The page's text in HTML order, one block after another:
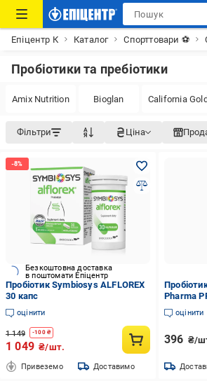
Епіцентр К Каталог Спорттовари ⚽
Пробіотики та пребіотики
Amix Nutrition Bioglan California
Фільтри Ціна
Безкоштовна доставка
в поштомати Епіцентр
Пробіотик Symbiosys ALFLOREX
30 капс
оцінити
1 149 -100₴
1 049 ₴/шт.
Привеземо Доставимо
Pharma
оцінити
396 ₴/